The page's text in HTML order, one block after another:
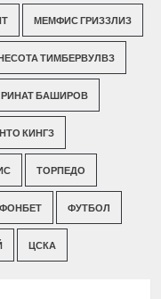
МЕМФИС ГРИЗЗЛИЗ
ТИМБЕРВУЛВЗ
РИНАТ БАШИРОВ
КИНГЗ
ТОРПЕДО
ФОНБЕТ ФУТБОЛ
ЦСКА